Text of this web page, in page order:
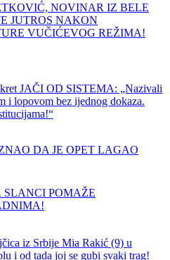
NOVINAR IZ BELE
JUTROS NAKON
VUČIĆEVOG REŽIMA!
JAČI OD SISTEMA: „Nazivali
i lopovom bez ijednog dokaza.
DA JE OPET LAGAO
POMAŽE
iz Srbije Mia Rakić (9) u
i od tada joj se gubi svaki trag!